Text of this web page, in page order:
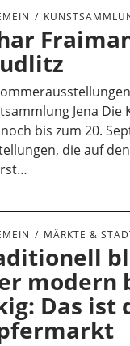
Jena Die
bis zum 20.
die auf
MÄRKTE &
modern
Das ist